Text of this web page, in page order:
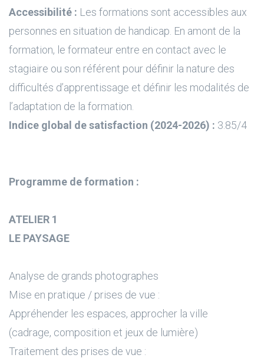
Accessibilité : Les formations sont accessibles aux
personnes en situation de handicap. En amont de la
formation, le formateur entre en contact avec le
stagiaire ou son référent pour définir la nature des
difficultés d’apprentissage et définir les modalités de
l’adaptation de la formation.
Indice global de satisfaction (2024-2026) : 3.85/4
Programme de formation :
ATELIER 1
LE PAYSAGE
Analyse de grands photographes
Mise en pratique / prises de vue :
Appréhender les espaces, approcher la ville
(cadrage, composition et jeux de lumière)
Traitement des prises de vue :